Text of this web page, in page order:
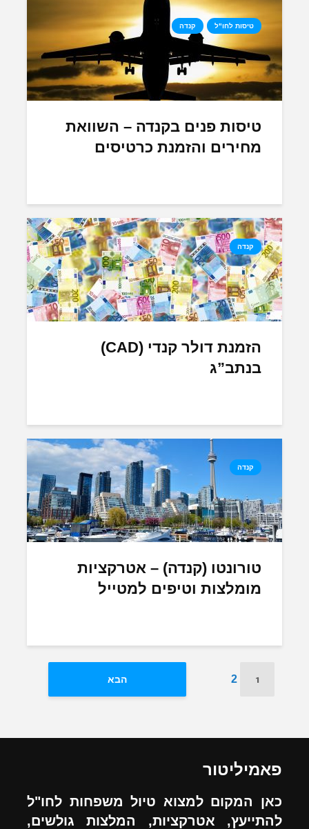
טיסות לחו"ל קנדה
טיסות פנים בקנדה – השוואת
מחירים והזמנת כרטיסים
קנדה
הזמנת דולר קנדי (CAD)
בנתב”ג
קנדה
טורונטו (קנדה) – אטרקציות
מומלצות וטיפים למטייל
1
2 הבא
פאמיליטור
כאן המקום למצוא טיול משפחות לחו"ל
להתייעץ, אטרקציות, המלצות גולשים,